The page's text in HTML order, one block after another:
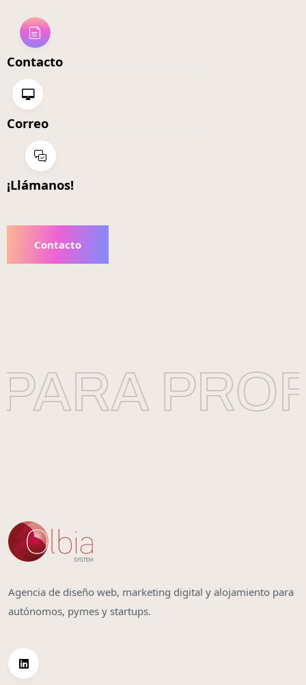
Contacto
Correo
¡Llámanos!
Contacto
Agencia de diseño web, marketing digital y alojamiento para
autónomos, pymes y startups.